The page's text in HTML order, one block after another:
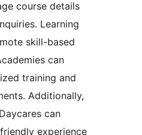
course details
Learning
skill-based
can
training and
Additionally,
can
experience